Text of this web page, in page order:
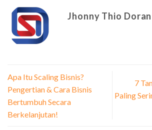
Jhonny Thio Doran
Apa Itu Scaling Bisnis?
Pengertian & Cara Bisnis
Bertumbuh Secara
Berkelanjutan!
7
Paling